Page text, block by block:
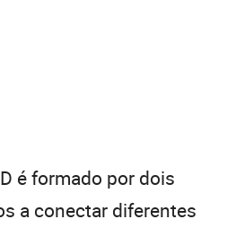
é formado por dois
a conectar diferentes